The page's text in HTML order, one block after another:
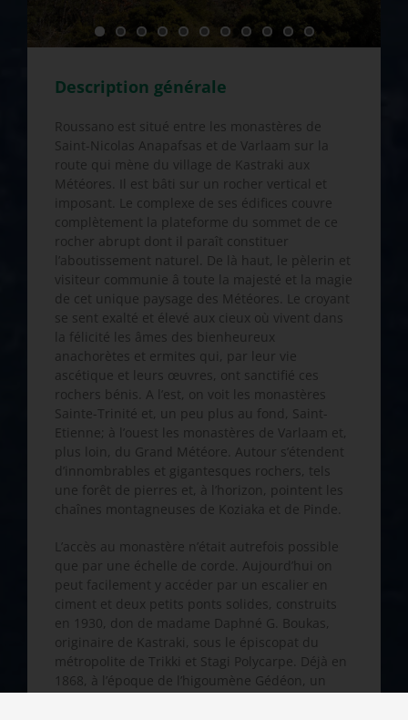
Description générale
Roussano est situé entre les monastères de
Saint-Nicolas Anapafsas et de Varlaam sur la
route qui mène du village de Kastraki aux
Météores. Il est bâti sur un rocher vertical et
imposant. Le complexe de ses édifices couvre
complètement la plateforme du sommet de ce
rocher abrupt dont il paraît constituer
l’aboutissement naturel. De là haut, le pèlerin et
visiteur communie â toute la majesté et la magie
de cet unique paysage des Météores. Le croyant
se sent exalté et élevé aux cieux où vivent dans
la félicité les âmes des bienheureux
anachorètes et ermites qui, par leur vie
ascétique et leurs œuvres, ont sanctifié ces
rochers bénis. A l’est, on voit les monastères
Sainte-Trinité et, un peu plus au fond, Saint-
Etienne; à l’ouest les monastères de Varlaam et,
plus loin, du Grand Météore. Autour s’étendent
d’innombrables et gigantesques rochers, tels
une forêt de pierres et, à l’horizon, pointent les
chaînes montagneuses de Koziaka et de Pinde.
L’accès au monastère n’était autrefois possible
que par une échelle de corde. Aujourd’hui on
peut facilement y accéder par un escalier en
ciment et deux petits ponts solides, construits
en 1930, don de madame Daphné G. Boukas,
originaire de Kastraki, sous le épiscopat du
métropolite de Trikki et Stagi Polycarpe. Déjà en
1868, à l’époque de l’higoumène Gédéon, un